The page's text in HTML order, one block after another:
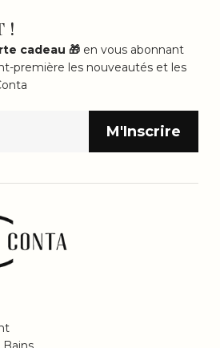
!
cadeau 🎁en vous abonnant
première les nouveautés et les